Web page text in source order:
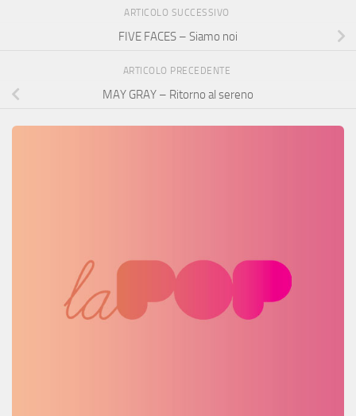
ARTICOLO SUCCESSIVO
FIVE FACES – Siamo noi
ARTICOLO PRECEDENTE
MAY GRAY – Ritorno al sereno